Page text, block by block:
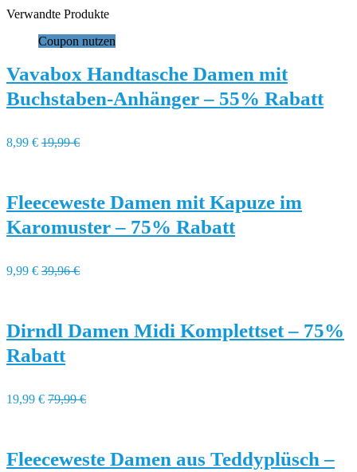
Verwandte Produkte
Coupon nutzen
Vavabox Handtasche Damen mit
Buchstaben-Anhänger – 55% Rabatt
8,99 € 19,99 €
Fleeceweste Damen mit Kapuze im
Karomuster – 75% Rabatt
9,99 € 39,96 €
Dirndl Damen Midi Komplettset – 75%
Rabatt
19,99 € 79,99 €
Fleeceweste Damen aus Teddyplüsch –